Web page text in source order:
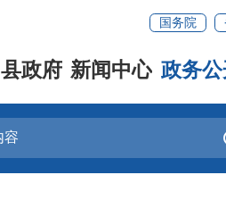
国务院
县政府 新闻中心 政务